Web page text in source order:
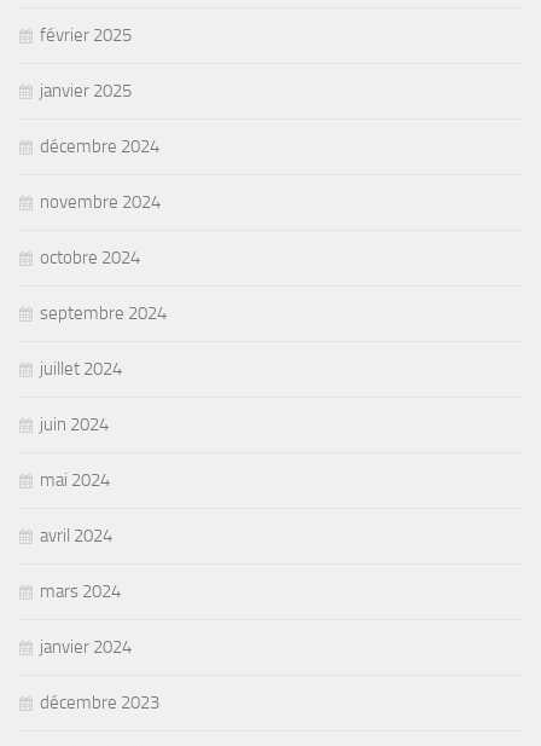
février 2025
janvier 2025
décembre 2024
novembre 2024
octobre 2024
septembre 2024
juillet 2024
juin 2024
mai 2024
avril 2024
mars 2024
janvier 2024
décembre 2023